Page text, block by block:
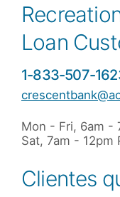
Loan
1-833-507-
Mon - Fri, 6am -
Sat, 7am - 12pm
Clientes